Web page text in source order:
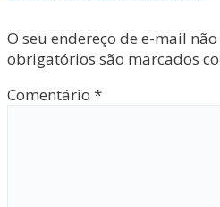
O seu endereço de e-mail
obrigatórios são marcados
Comentário *